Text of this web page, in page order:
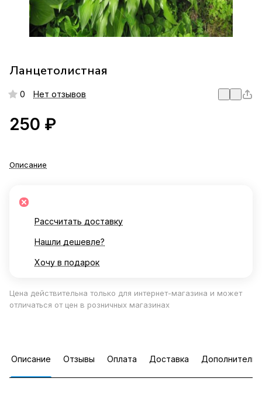
Ланцетолистная
0 Нет отзывов
250 ₽
Описание
Рассчитать доставку
Нашли дешевле?
Хочу в подарок
Цена действительна только для интернет-магазина и может
отличаться от цен в розничных магазинах
Описание Отзывы Оплата Доставка